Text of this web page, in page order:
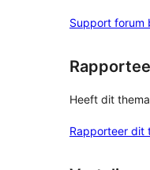
Support forum
Heeft dit
Rapporteer dit